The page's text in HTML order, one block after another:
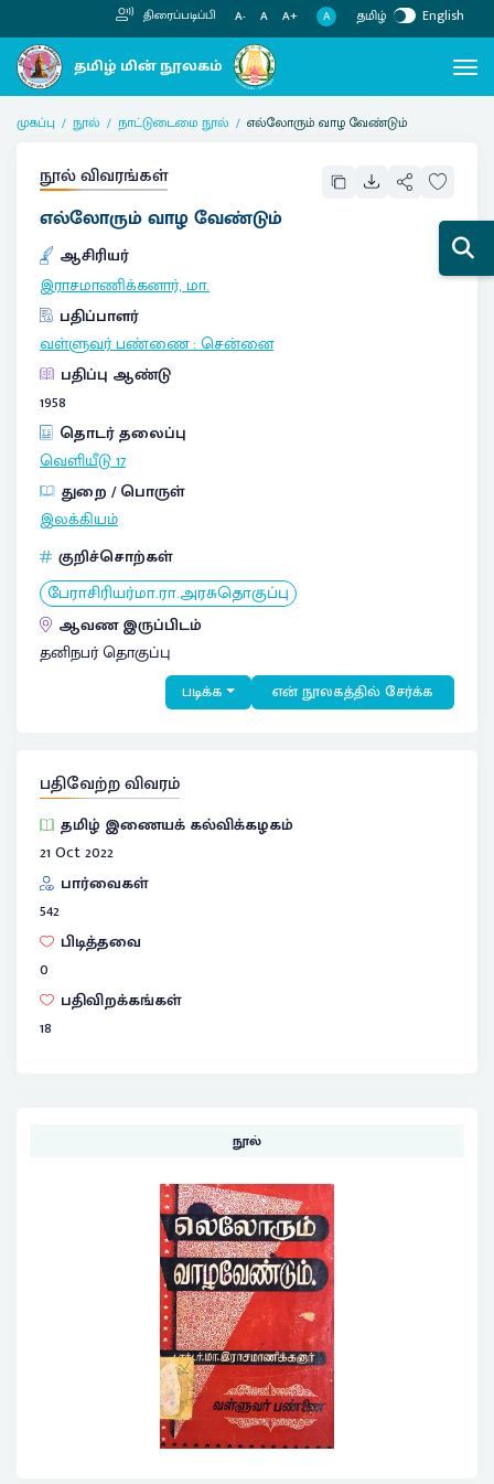
திரைப்படிப்பி A- A A+ A தமிழ் English
முகப்பு நூல் நாட்டுடைமை நூல் எல்லோரும் வாழ வேண்டும்
நூல் விவரங்கள்
எல்லோரும் வாழ வேண்டும்
ஆசிரியர்
இராசமாணிக்கனார், மா.
பதிப்பாளர்
வள்ளுவர் பண்ணை:சென்னை
பதிப்பு ஆண்டு
1958
தொடர் தலைப்பு
வெளியீடு17
துறை / பொருள்
இலக்கியம்
குறிச்சொற்கள்
பேராசிரியர்மா.ரா.அரசுதொகுப்பு
ஆவண இருப்பிடம்
தனிநபர் தொகுப்பு
படிக்க என் நூலகத்தில் சேர்க்க
பதிவேற்ற விவரம்
தமிழ் இணையக் கல்விக்கழகம்
21 Oct 2022
பார்வைகள்
542
பிடித்தவை
0
பதிவிறக்கங்கள்
18
நூல்